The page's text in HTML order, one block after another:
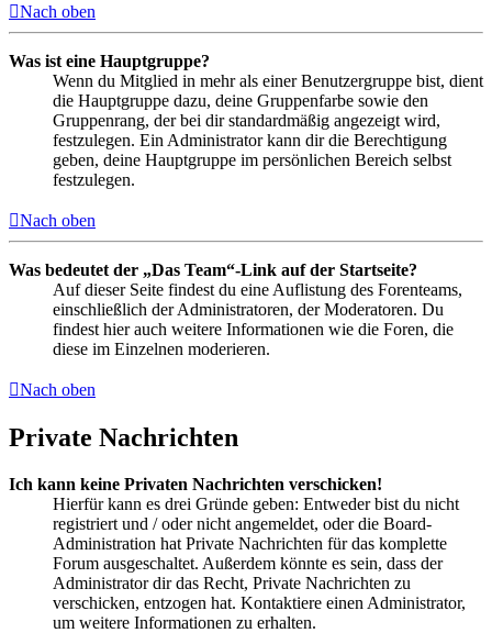
Nach oben
Was ist eine Hauptgruppe?
Wenn du Mitglied in mehr als einer Benutzergruppe bist, dient
die Hauptgruppe dazu, deine Gruppenfarbe sowie den
Gruppenrang, der bei dir standardmäßig angezeigt wird,
festzulegen. Ein Administrator kann dir die Berechtigung
geben, deine Hauptgruppe im persönlichen Bereich selbst
festzulegen.
Nach oben
Was bedeutet der „Das Team“-Link auf der Startseite?
Auf dieser Seite findest du eine Auflistung des Forenteams,
einschließlich der Administratoren, der Moderatoren. Du
findest hier auch weitere Informationen wie die Foren, die
diese im Einzelnen moderieren.
Nach oben
Private Nachrichten
Ich kann keine Privaten Nachrichten verschicken!
Hierfür kann es drei Gründe geben: Entweder bist du nicht
registriert und / oder nicht angemeldet, oder die Board-
Administration hat Private Nachrichten für das komplette
Forum ausgeschaltet. Außerdem könnte es sein, dass der
Administrator dir das Recht, Private Nachrichten zu
verschicken, entzogen hat. Kontaktiere einen Administrator,
um weitere Informationen zu erhalten.